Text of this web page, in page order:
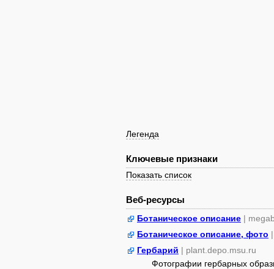
Легенда
Ключевые признаки
Показать список
Веб-ресурсы
Ботаническое описание |
Ботаническое описание, фото
Гербарий | plant.depo.msu.ru
Фотографии гербарных